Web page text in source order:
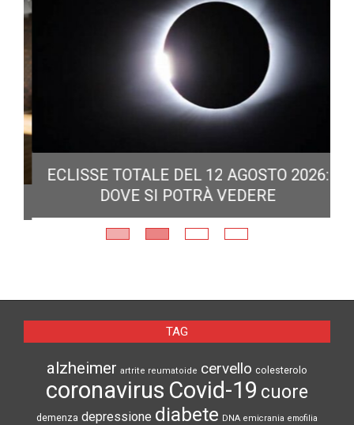
ECLISSE TOTALE DEL 12 AGOSTO 2026:
DOVE SI POTRÀ VEDERE
TAG
alzheimer artrite reumatoide cervello colesterolo
coronavirus Covid-19 cuore
demenza depressione diabete DNA emicrania emofilia